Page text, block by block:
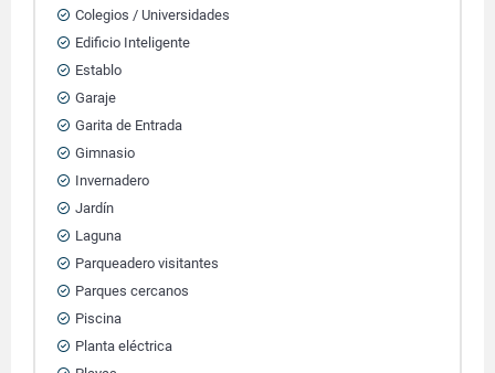
Colegios / Universidades
Edificio Inteligente
Establo
Garaje
Garita de Entrada
Gimnasio
Invernadero
Jardín
Laguna
Parqueadero visitantes
Parques cercanos
Piscina
Planta eléctrica